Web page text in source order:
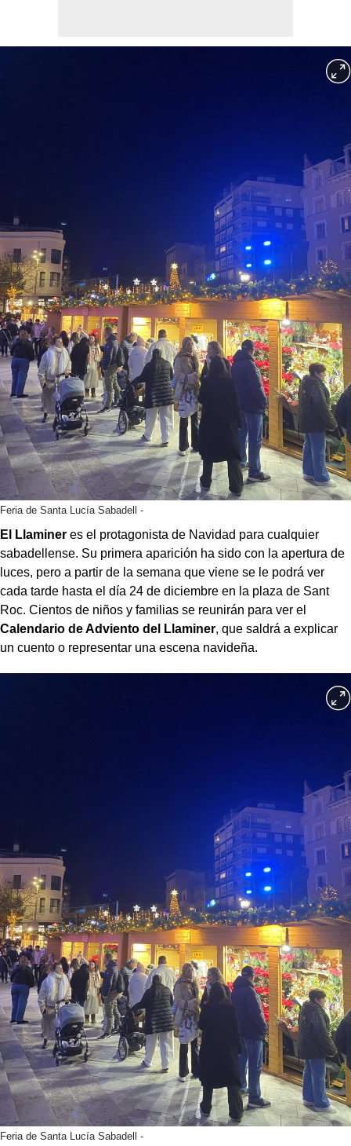
Feria de Santa Lucía Sabadell -
El Llaminer es el protagonista de Navidad para cualquier
sabadellense. Su primera aparición ha sido con la apertura de
luces, pero a partir de la semana que viene se le podrá ver
cada tarde hasta el día 24 de diciembre en la plaza de Sant
Roc. Cientos de niños y familias se reunirán para ver el
Calendario de Adviento del Llaminer, que saldrá a explicar
un cuento o representar una escena navideña.
Feria de Santa Lucía Sabadell -